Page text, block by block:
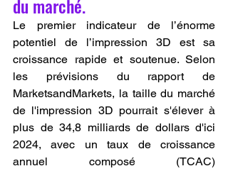
du marché.
Le premier indicateur de l’énorme
potentiel de l’impression 3D est sa
croissance rapide et soutenue. Selon
les prévisions du rapport de
MarketsandMarkets, la taille du marché
de l'impression 3D pourrait s'élever à
plus de 34,8 milliards de dollars d'ici
2024, avec un taux de croissance
annuel composé (TCAC)